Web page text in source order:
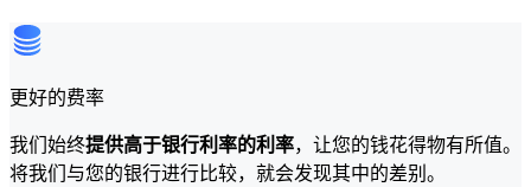
更好的费率
我们始终提供高于银行利率的利率，让您的钱花得物有所值。
将我们与您的银行进行比较，就会发现其中的差别。